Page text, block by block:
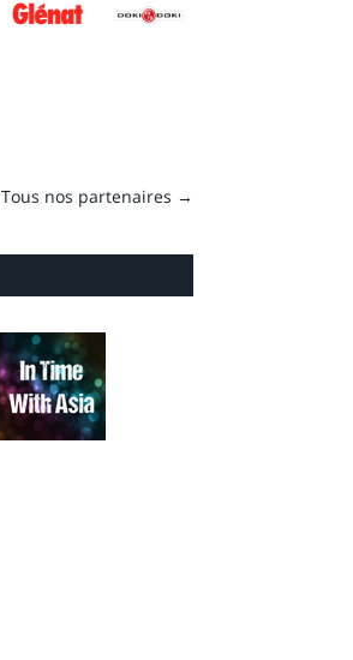
Tous nos partenaires →